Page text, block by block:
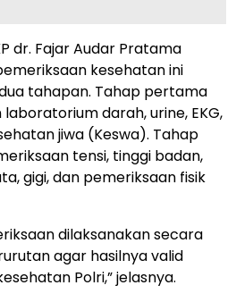
dr. Fajar Audar Pratama
kesehatan ini
tahapan. Tahap pertama
darah, urine, EKG,
jiwa (Keswa). Tahap
tensi, tinggi badan,
gigi, dan pemeriksaan fisik
dilaksanakan secara
agar hasilnya valid
Polri,” jelasnya.